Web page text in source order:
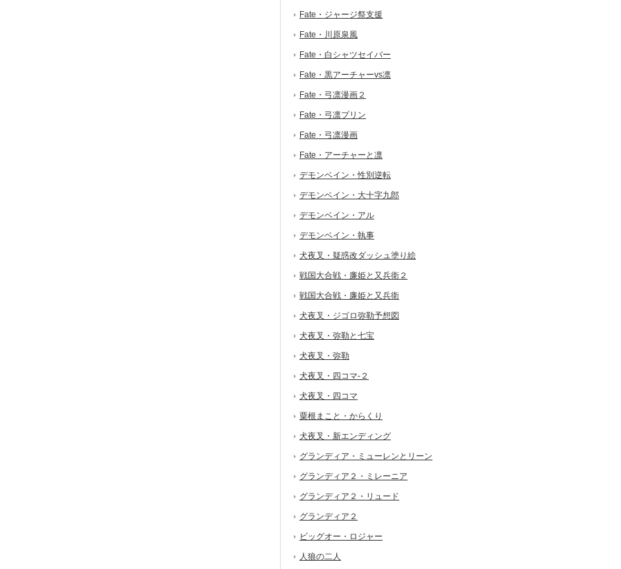
Fate・ジャージ祭支援
Fate・川原泉風
Fate・白シャツセイバー
Fate・黒アーチャーvs凛
Fate・弓凛漫画２
Fate・弓凛プリン
Fate・弓凛漫画
Fate・アーチャーと凛
デモンベイン・性別逆転
デモンベイン・大十字九郎
デモンベイン・アル
デモンベイン・執事
犬夜叉・疑惑改ダッシュ塗り絵
戦国大合戦・廉姫と又兵衛２
戦国大合戦・廉姫と又兵衛
犬夜叉・ジゴロ弥勒予想図
犬夜叉・弥勒と七宝
犬夜叉・弥勒
犬夜叉・四コマ-２
犬夜叉・四コマ
粟根まこと・からくり
犬夜叉・新エンディング
グランディア・ミューレンとリーン
グランディア２・ミレーニア
グランディア２・リュード
グランディア２
ビッグオー・ロジャー
人狼の二人